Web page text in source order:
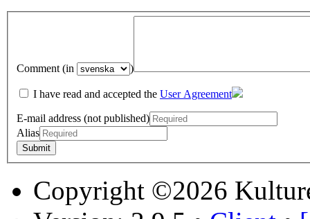
Comment (in )
I have read and accepted the User Agreement
E-mail address (not published)
Alias
Copyright ©2026